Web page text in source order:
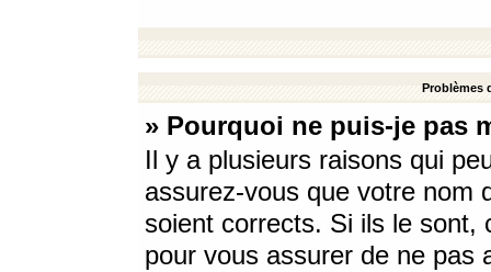
Problèmes
» Pourquoi ne puis-je pas
Il y a plusieurs raisons qui
assurez-vous que votre nom
soient corrects. Si ils le sont,
pour vous assurer de ne pas